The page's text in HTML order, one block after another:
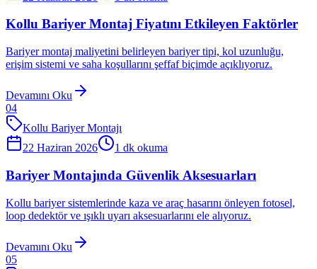
Kollu Bariyer Montaj Fiyatını Etkileyen Faktörler
Bariyer montaj maliyetini belirleyen bariyer tipi, kol uzunluğu,
erişim sistemi ve saha koşullarını şeffaf biçimde açıklıyoruz.
Devamını Oku
04
Kollu Bariyer Montajı
22 Haziran 2026
1 dk okuma
Bariyer Montajında Güvenlik Aksesuarları
Kollu bariyer sistemlerinde kaza ve araç hasarını önleyen fotosel,
loop dedektör ve ışıklı uyarı aksesuarlarını ele alıyoruz.
Devamını Oku
05